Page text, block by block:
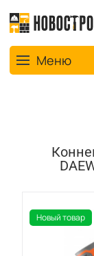
ToggleМеню
Новый товар